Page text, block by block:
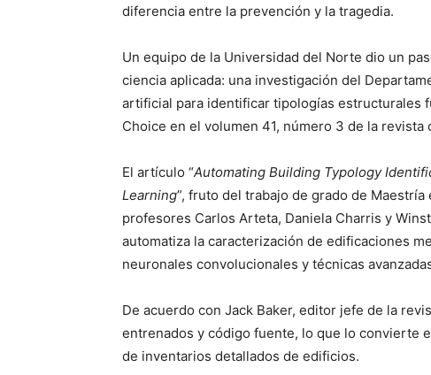
diferencia entre la prevención y la tragedia.
Un equipo de la Universidad del Norte dio un
ciencia aplicada: una investigación del
artificial para identificar tipologías estructurales
Choice en el volumen 41, número 3 de la
El artículo “Automating Building Typology
Learning”, fruto del trabajo de grado de
profesores Carlos Arteta, Daniela Charris y
automatiza la caracterización de edificaciones
neuronales convolucionales y técnicas
De acuerdo con Jack Baker, editor jefe de la
entrenados y código fuente, lo que lo convierte
de inventarios detallados de edificios.